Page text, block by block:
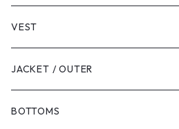
VEST
JACKET / OUTER
BOTTOMS